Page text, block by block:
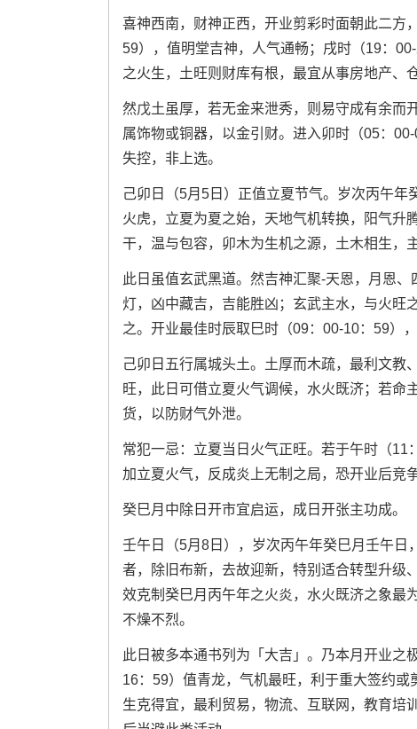
喜神西南，财神正西，开业剪彩时面朝此二方
59），值明堂吉神，人气通畅；戌时（19：
之火生，土旺则财库有根，最宜从事房地产、
然戊土虽厚，若无金来泄秀，则易守成有余而
属饰物或铜器，以金引财。进入卯时（05：
失控，非上选。
己卯日（5月5日）正值立夏节气。岁次丙午
火虎，立夏为夏之始，天地气机转换，阳气升
干，温与包容，卯木为生机之源，土木相生，
此日虽值玄武黑道。然吉神汇聚-天恩，月恩
灯，凶中藏吉，吉能胜凶；玄武主水，与火旺
之。开业最佳时辰取巳时（09：00-10：59）
己卯日五行属城头土。土厚而木疏，最利文教
旺，此日可借立夏火气调候，水火既济；若命
货，以防财气外泄。
常犯一忌：立夏当日火气正旺。若于午时（
加立夏火气，反成炎上无制之局，恐开业后竞
癸巳月中除日开市宜启运，成日开张主功成。
壬午日（5月8日），岁次丙午年癸巳月壬午日
者，除旧布新，去故迎新，特别适合转型升级
效克制癸巳月丙午年之火炎，水火既济之象最
不燥不烈。
此日被多本通书列为「大吉」。乃本月开业之
16：59）值青龙，气机最旺，利于重大签约或
生克得宜，最利贸易，物流、互联网，教育培